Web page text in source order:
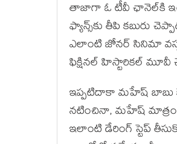
తాజాగా ఓ టీవీ ఛానెల్‌కి
ఫ్యాన్స్‌కు తీపి కబురు
ఎలాంటి జోనర్ సినిమా
ఫిక్షినల్ హిస్టారికల్ మూవీ
ఇప్పటిదాకా మహేష్ బాబు
నటించినా, మహేష్
ఇలాంటి డేరింగ్ స్టెప్